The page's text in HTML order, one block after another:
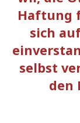
Haftung
sich
selbst
den